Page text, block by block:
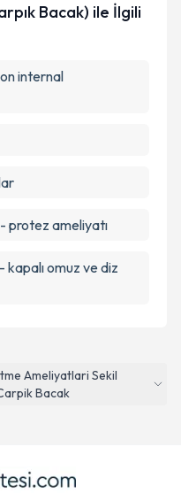
Ameliyatlari Sekil
Bacak
Bacak) ile İlgili
internal
protez ameliyatı
omuz ve diz